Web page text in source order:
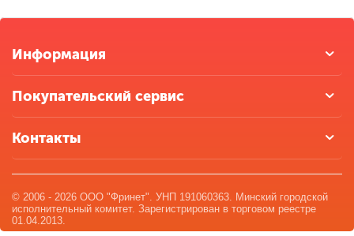
Информация
Покупательский сервис
Контакты
© 2006 - 2026 ООО "Фринет". УНП 191060363. Минский городской
исполнительный комитет. Зарегистрирован в торговом реестре
01.04.2013.